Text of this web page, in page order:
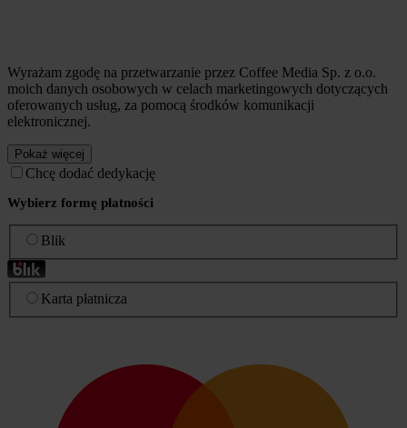
Wyrażam zgodę na przetwarzanie przez Coffee Media Sp. z o.o.
moich danych osobowych w celach marketingowych dotyczących
oferowanych usług, za pomocą środków komunikacji
elektronicznej.
Pokaż więcej
Chcę dodać dedykację
Wybierz formę płatności
Blik
Karta płatnicza